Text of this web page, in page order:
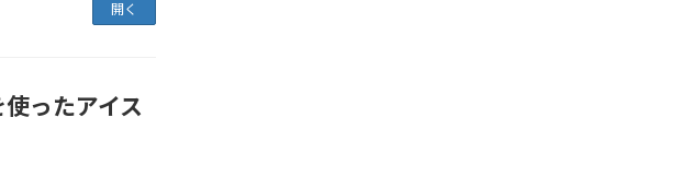
開く
ったアイス